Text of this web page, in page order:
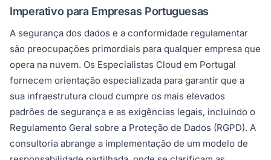
Imperativo para Empresas Portuguesas
A segurança dos dados e a conformidade regulamentar
são preocupações primordiais para qualquer empresa que
opera na nuvem. Os Especialistas Cloud em Portugal
fornecem orientação especializada para garantir que a
sua infraestrutura cloud cumpre os mais elevados
padrões de segurança e as exigências legais, incluindo o
Regulamento Geral sobre a Proteção de Dados (RGPD). A
consultoria abrange a implementação de um modelo de